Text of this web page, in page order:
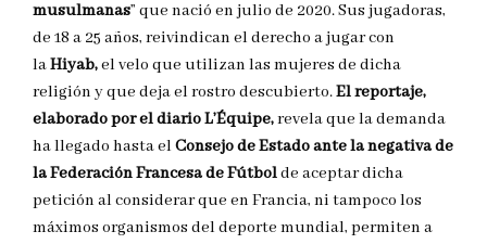
musulmanas” que nació en julio de 2020. Sus jugadoras,
de 18 a 25 años, reivindican el derecho a jugar con
laHiyab,el velo que utilizan las mujeres de dicha
religión y que deja el rostro descubierto.El reportaje,
elaborado por el diario L’Équipe,revela que la demanda
ha llegado hasta elConsejo de Estado ante la negativa de
la Federación Francesa de Fútbolde aceptar dicha
petición al considerar que en Francia, ni tampoco los
máximos organismos del deporte mundial, permiten a